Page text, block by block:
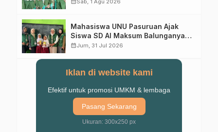
Sab, 1 Agu 2026
Mahasiswa UNU Pasuruan Ajak
Siswa SD Al Maksum Balunganyar
Kuasai Penjumlahan Bersusun
calendar_monthJum, 31 Jul 2026
Iklan di website kami
Efektif untuk promosi UMKM & lembaga
Pasang Sekarang
Ukuran: 300x250 px